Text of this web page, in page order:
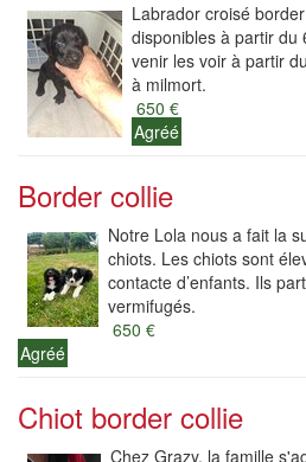
Labrador croisé
disponibles à partir du
venir les voir à partir
à milmort.
650 €
Agréé
Border collie
Notre Lola nous a fait la
chiots. Les chiots sont
contacte d’enfants. Ils
vermifugés.
650 €
Agréé
Chiot border collie
Chez Grazy, la famille